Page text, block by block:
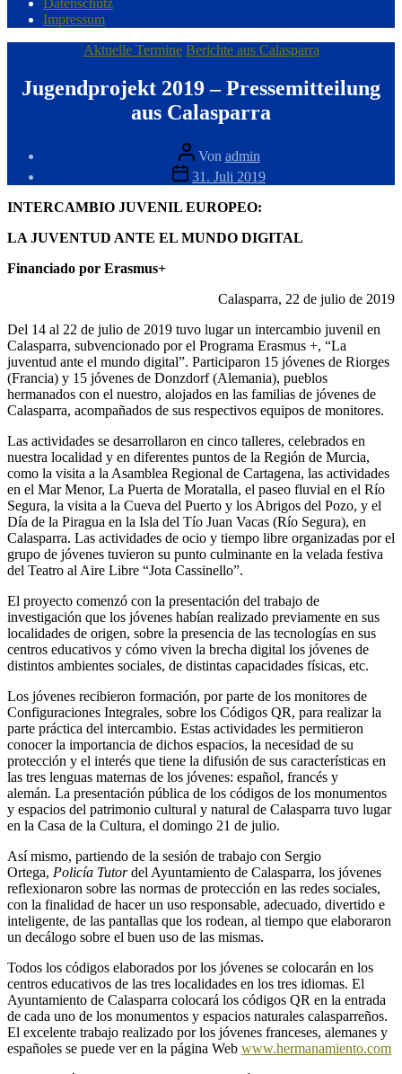
Datenschutz
Impressum
Kategorien
Aktuelle Termine Berichte aus Calasparra
Jugendprojekt 2019 – Pressemitteilung
aus Calasparra
Beitragsautor
Von admin
Veröffentlichungsdatum
31. Juli 2019
INTERCAMBIO JUVENIL EUROPEO:
LA JUVENTUD ANTE EL MUNDO DIGITAL
Financiado por Erasmus+
Calasparra, 22 de julio de 2019
Del 14 al 22 de julio de 2019 tuvo lugar un intercambio juvenil en
Calasparra, subvencionado por el Programa Erasmus +, “La
juventud ante el mundo digital”. Participaron 15 jóvenes de Riorges
(Francia) y 15 jóvenes de Donzdorf (Alemania), pueblos
hermanados con el nuestro, alojados en las familias de jóvenes de
Calasparra, acompañados de sus respectivos equipos de monitores.
Las actividades se desarrollaron en cinco talleres, celebrados en
nuestra localidad y en diferentes puntos de la Región de Murcia,
como la visita a la Asamblea Regional de Cartagena, las actividades
en el Mar Menor, La Puerta de Moratalla, el paseo fluvial en el Río
Segura, la visita a la Cueva del Puerto y los Abrigos del Pozo, y el
Día de la Piragua en la Isla del Tío Juan Vacas (Río Segura), en
Calasparra. Las actividades de ocio y tiempo libre organizadas por el
grupo de jóvenes tuvieron su punto culminante en la velada festiva
del Teatro al Aire Libre “Jota Cassinello”.
El proyecto comenzó con la presentación del trabajo de
investigación que los jóvenes habían realizado previamente en sus
localidades de origen, sobre la presencia de las tecnologías en sus
centros educativos y cómo viven la brecha digital los jóvenes de
distintos ambientes sociales, de distintas capacidades físicas, etc.
Los jóvenes recibieron formación, por parte de los monitores de
Configuraciones Integrales, sobre los Códigos QR, para realizar la
parte práctica del intercambio. Estas actividades les permitieron
conocer la importancia de dichos espacios, la necesidad de su
protección y el interés que tiene la difusión de sus características en
las tres lenguas maternas de los jóvenes: español, francés y
alemán. La presentación pública de los códigos de los monumentos
y espacios del patrimonio cultural y natural de Calasparra tuvo lugar
en la Casa de la Cultura, el domingo 21 de julio.
Así mismo, partiendo de la sesión de trabajo con Sergio
Ortega, Policía Tutordel Ayuntamiento de Calasparra, los jóvenes
reflexionaron sobre las normas de protección en las redes sociales,
con la finalidad de hacer un uso responsable, adecuado, divertido e
inteligente, de las pantallas que los rodean, al tiempo que elaboraron
un decálogo sobre el buen uso de las mismas.
Todos los códigos elaborados por los jóvenes se colocarán en los
centros educativos de las tres localidades en los tres idiomas. El
Ayuntamiento de Calasparra colocará los códigos QR en la entrada
de cada uno de los monumentos y espacios naturales calasparreños.
El excelente trabajo realizado por los jóvenes franceses, alemanes y
españoles se puede ver en la página Web www.hermanamiento.com